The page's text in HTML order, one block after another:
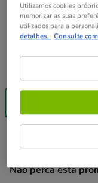
Não perca esta
Utilizamos cookies
memorizar as suas
utilizados para a
detalhes. Consulte